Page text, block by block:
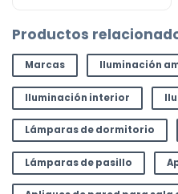
Productos
Marcas Iluminación
Iluminación interior
Lámparas de dormitorio
Lámparas de pasillo